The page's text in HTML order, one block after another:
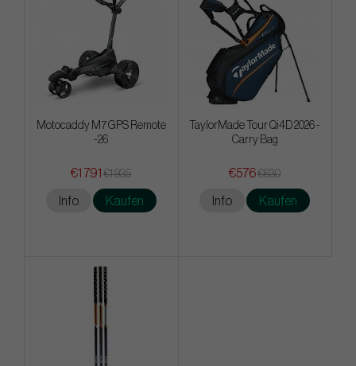
Motocaddy M7 GPS Remote
-26
€1 791 €1 935
Info Kaufen
TaylorMade Tour Qi4D 2026 -
Carry Bag
€576€630
Info Kaufen